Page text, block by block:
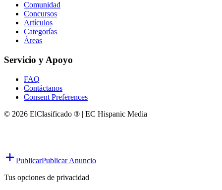
Comunidad
Concursos
Artículos
Categorías
Áreas
Servicio y Apoyo
FAQ
Contáctanos
Consent Preferences
© 2026 ElClasificado ® | EC Hispanic Media
PublicarPublicar Anuncio
Tus opciones de privacidad